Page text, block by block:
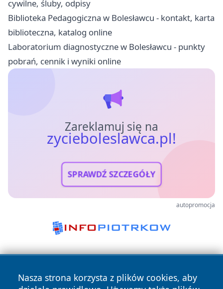
cywilne, śluby, odpisy
Biblioteka Pedagogiczna w Bolesławcu - kontakt, karta
biblioteczna, katalog online
Laboratorium diagnostyczne w Bolesławcu - punkty
pobrań, cennik i wyniki online
Zareklamuj się na
zycieboleslawca.pl!
SPRAWDŹ SZCZEGÓŁY
autopromocja
Nasza strona korzysta z plików cookies, aby